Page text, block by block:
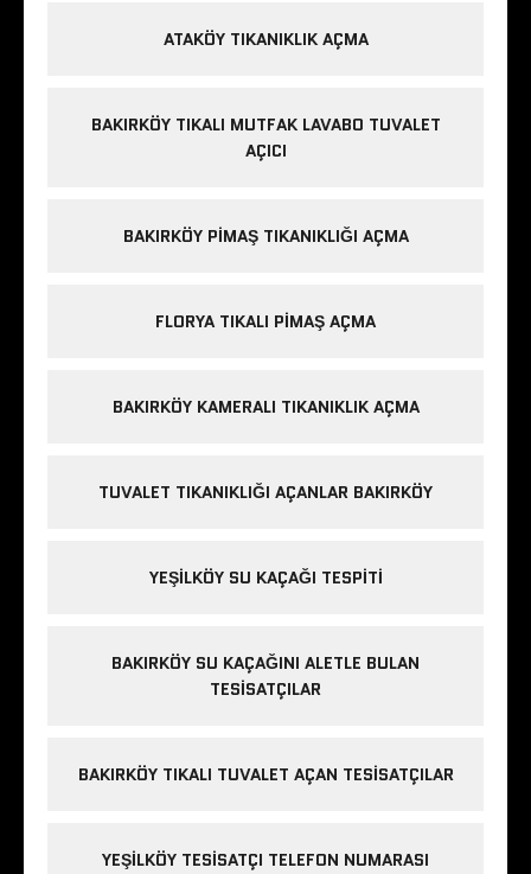
ATAKÖY TIKANIKLIK AÇMA
BAKIRKÖY TIKALI MUTFAK LAVABO TUVALET
AÇICI
BAKIRKÖY PIMAŞ TIKANIKLIĞI AÇMA
FLORYA TIKALI PIMAŞ AÇMA
BAKIRKÖY KAMERALI TIKANIKLIK AÇMA
TUVALET TIKANIKLIĞI AÇANLAR BAKIRKÖY
YEŞILKÖY SU KAÇAĞI TESPITI
BAKIRKÖY SU KAÇAĞINI ALETLE BULAN
TESISATÇILAR
BAKIRKÖY TIKALI TUVALET AÇAN TESISATÇILAR
YEŞILKÖY TESISATÇI TELEFON NUMARASI